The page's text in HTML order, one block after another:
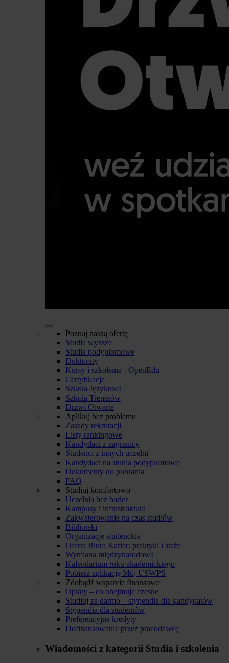
Poznaj naszą ofertę
Studia wyższe
Studia podyplomowe
Doktoraty
Kursy i szkolenia - OpenEdu
Certyfikacje
Szkoła Językowa
Szkoła Trenerów
Drzwi Otwarte
Aplikuj bez problemu
Zasady rekrutacji
Listy rankingowe
Kandydaci z zagranicy
Studenci z innych uczelni
Kandydaci na studia podyplomowe
Dokumenty do pobrania
FAQ
Studiuj komfortowo
Uczelnia bez barier
Kampusy i infrastruktura
Zakwaterowanie na czas studiów
Biblioteki
Organizacje studenckie
Oferta Biura Karier: praktyki i staże
Wymiana międzynarodowa
Kalendarium roku akademickiego
Pobierz aplikację Mój USWPS
Zdobądź wsparcie finansowe
Opłaty – co obejmuje czesne
Studiuj za darmo – stypendia dla kandydatów
Stypendia dla studentów
Preferencyjne kredyty
Dofinansowanie przez pracodawcę
Wiadomości z kategorii Studia i szkolenia